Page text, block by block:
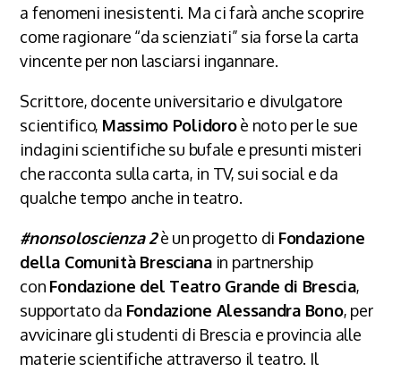
a fenomeni inesistenti. Ma ci farà anche scoprire
come ragionare “da scienziati” sia forse la carta
vincente per non lasciarsi ingannare.
Scrittore, docente universitario e divulgatore
scientifico, Massimo Polidoroè noto per le sue
indagini scientifiche su bufale e presunti misteri
che racconta sulla carta, in TV, sui social e da
qualche tempo anche in teatro.
#nonsoloscienza 2è un progetto di Fondazione
della Comunità Brescianain partnership
con Fondazione del Teatro Grande di Brescia,
supportato da Fondazione Alessandra Bono, per
avvicinare gli studenti di Brescia e provincia alle
materie scientifiche attraverso il teatro. Il